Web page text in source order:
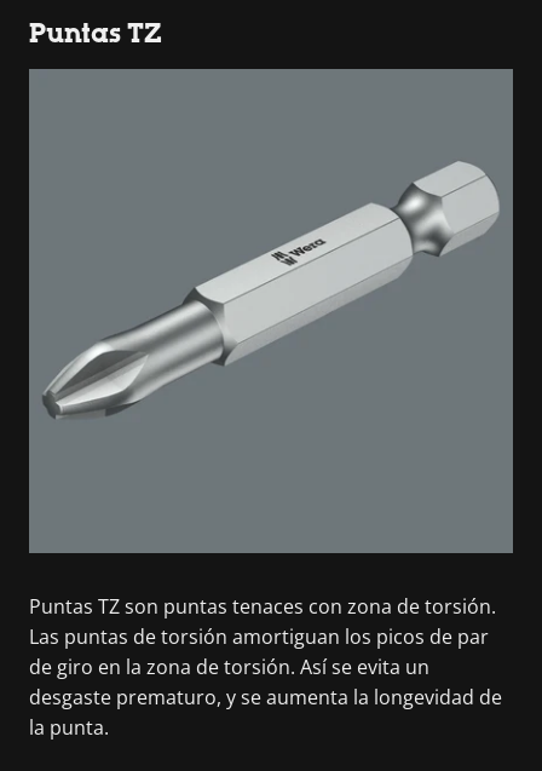
Puntas TZ
Puntas TZ son puntas tenaces con zona de torsión.
Las puntas de torsión amortiguan los picos de par
de giro en la zona de torsión. Así se evita un
desgaste prematuro, y se aumenta la longevidad de
la punta.